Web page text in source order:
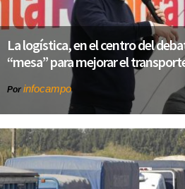
La logística, en el centro del
“mesa” para mejorar el
Por infocampo